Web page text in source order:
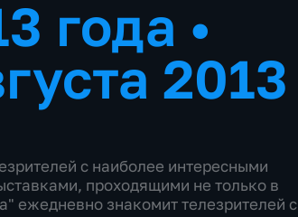
года •
2013
с наиболее интересными
проходящими не только в
ежедневно знакомит телезрителей с